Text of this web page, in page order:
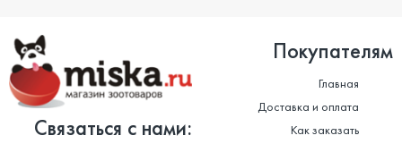
Связаться с нами:
Покупателям
Главная
Доставка и оплата
Как заказать